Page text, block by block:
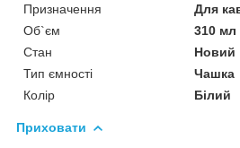
Призначення
Для
Об`єм
310 мл
Стан
Новий
Тип ємності
Чашка
Колір
Білий
Приховати